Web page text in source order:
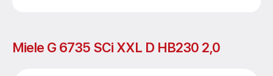
Miele G 6735 SCi XXL D HB230 2,0